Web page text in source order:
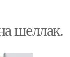
шеллак.